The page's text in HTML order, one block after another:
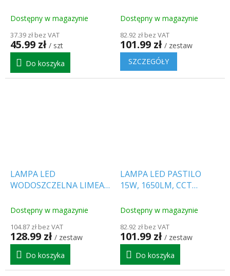
Dostępny w magazynie
37.39 zł bez VAT
45.99 zł / szt
Do koszyka
stopniowe/2-PACK!
Dostępny w magazynie
82.92 zł bez VAT
101.99 zł / zestaw
SZCZEGÓŁY
LAMPA LED
WODOSZCZELNA LIMEA
KABEL Z
gratis!
[SLI028050NW_PW]
Dostępny w magazynie
104.87 zł bez VAT
128.99 zł / zestaw
Do koszyka
LAMPA LED PASTILO
15W, 1650LM, CCT
OWALNA, 1+1 gratis!
Dostępny w magazynie
82.92 zł bez VAT
101.99 zł / zestaw
Do koszyka